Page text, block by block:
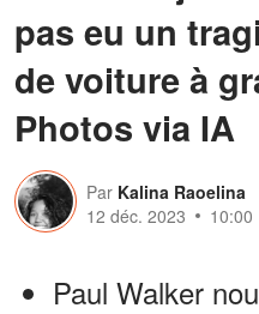
pas eu un
de voiture à
Photos via IA
Par Kalina Raoelina
12 déc. 2023
10:00
Paul Walker